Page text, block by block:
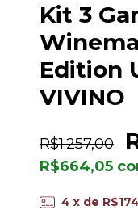
Kit 3
Edition
VIVINO
R$1.257,00
R$664,05
4 x de